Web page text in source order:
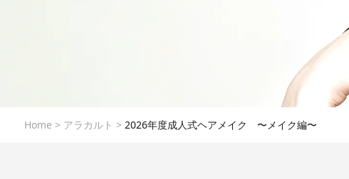
Home > アラカルト > 2026年度成人式ヘアメイク 〜メイク編〜